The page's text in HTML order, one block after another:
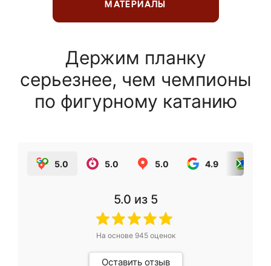
МАТЕРИАЛЫ
Держим планку
серьезнее, чем чемпионы
по фигурному катанию
5.0 5.0 5.0 4.9
5.0 из 5
На основе 945оценок
Оставить отзыв